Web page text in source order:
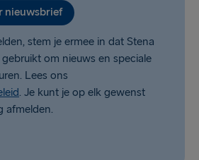
nieuwsbrief
stem je ermee in dat Stena
om nieuws en speciale
Lees ons
. Je kunt je op elk gewenst
afmelden.